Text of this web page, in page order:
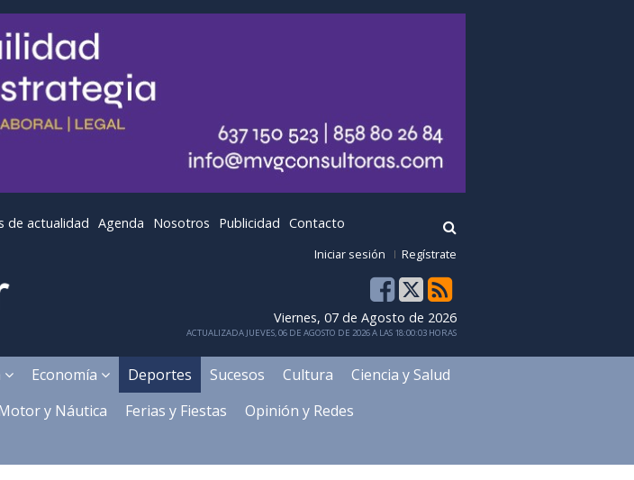
de actualidad Agenda Nosotros Publicidad Contacto
Iniciar sesión Regístrate
Viernes, 07 de Agosto de 2026
ACTUALIZADA JUEVES, 06 DE AGOSTO DE 2026 A LAS 18:00:03 HORAS
Economía Deportes Sucesos Cultura
Ciencia y Salud
y Náutica Ferias y Fiestas
Opinión y Redes